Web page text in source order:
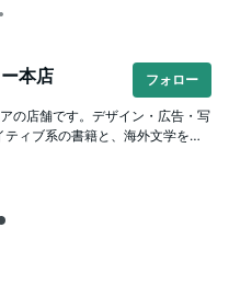
本店 フォロー
の店舗です。デザイン・広告・写
ィブ系の書籍と、海外文学をは
、著者を招いたイベントも開催